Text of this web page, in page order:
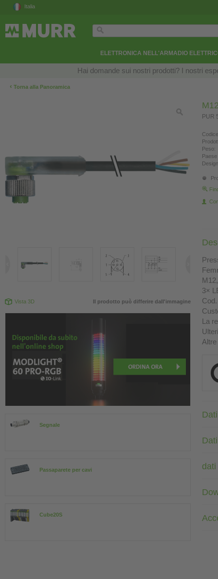
Italia
ELETTRONICA NELL'ARMADIO
Hai domande sui nostri prodotti? I nostri
‹ Torna alla Panoramica
Vista 3D Il prodotto può differire dall'immagine
Segnale
Passaparete per cavi
Cube20S
PUR
Peso:
3×
La